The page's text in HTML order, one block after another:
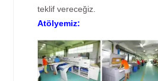
teklif vereceğiz.
Atölyemiz: